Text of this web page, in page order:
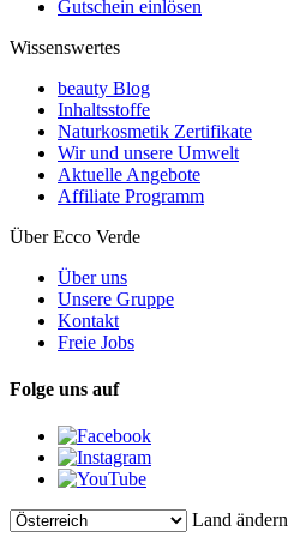
Gutschein einlösen
Wissenswertes
beauty Blog
Inhaltsstoffe
Naturkosmetik Zertifikate
Wir und unsere Umwelt
Aktuelle Angebote
Affiliate Programm
Über Ecco Verde
Über uns
Unsere Gruppe
Kontakt
Freie Jobs
Folge uns auf
Land ändern